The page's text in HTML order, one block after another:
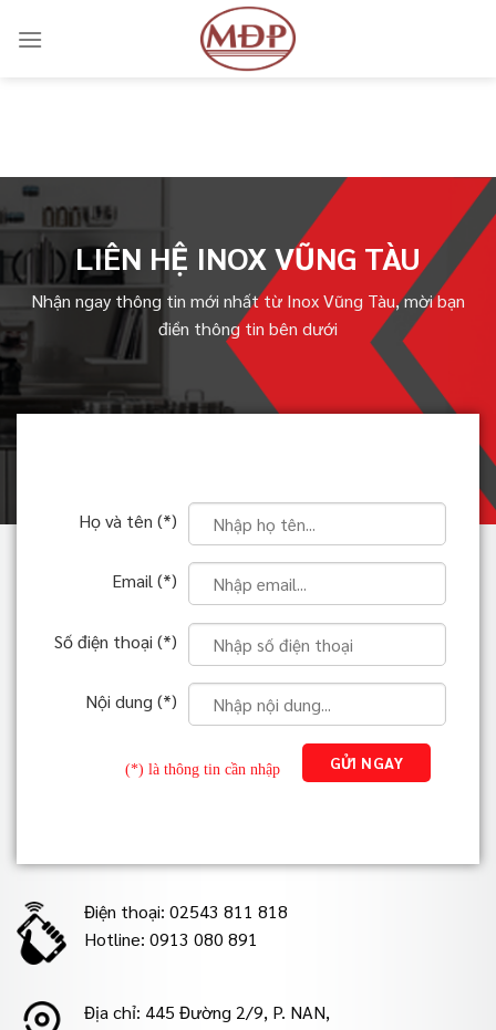
LIÊN HỆ INOX VŨNG TÀU
Nhận ngay thông tin mới nhất từ Inox Vũng Tàu, mời bạn
điền thông tin bên dưới
Họ và tên (*)
Email (*)
Số điện thoại (*)
Nội dung (*)
(*) là thông tin cần nhập
Điện thoại: 02543 811 818
Hotline: 0913 080 891
Địa chỉ: 445 Đường 2/9, P. NAN,